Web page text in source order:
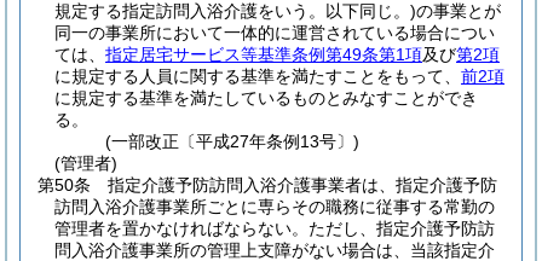
規定する指定訪問入浴介護をいう。以下同じ。)の事業とが
同一の事業所において一体的に運営されている場合につい
ては、 指定居宅サービス等基準条例第49条第1項及び第2項
に規定する人員に関する基準を満たすことをもって、 前2項
に規定する基準を満たしているものとみなすことができ
る。
(一部改正〔平成27年条例13号〕)
(管理者)
第50条
指定介護予防訪問入浴介護事業者は、指定介護予防
訪問入浴介護事業所ごとに専らその職務に従事する常勤の
管理者を置かなければならない。 ただし、指定介護予防訪
問入浴介護事業所の管理上支障がない場合は、当該指定介